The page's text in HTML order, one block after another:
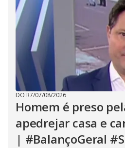
DO R7/07/08/2026
Homem é preso
apedrejar casa e
| #BalançoGeral